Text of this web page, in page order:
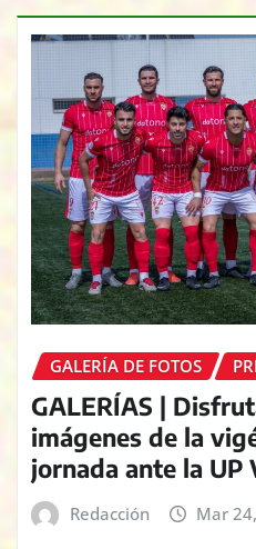
GALERÍA DE FOTOS
GALERÍAS |
imágenes de la
jornada ante la UP
Redacción Mar